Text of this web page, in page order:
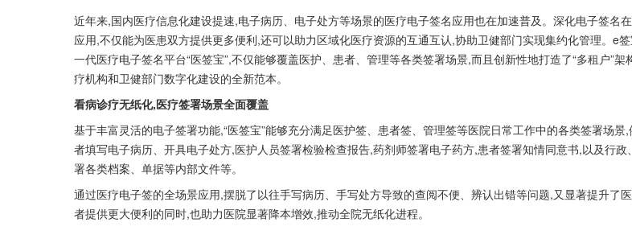
近年来,国内医疗信息化建设提速,电子病历、电子处方等场景的医疗电子签名应用也在加速普及。深化电子签名
应用,不仅能为医患双方提供更多便利,还可以助力区域化医疗资源的互通互认,协助卫健部门实现集约化管理。e
一代医疗电子签名平台“医签宝”,不仅能够覆盖医护、患者、管理等各类签署场景,而且创新性地打造了“多租户”架
疗机构和卫健部门数字化建设的全新范本。
看病诊疗无纸化,医疗签署场景全面覆盖
基于丰富灵活的电子签署功能,“医签宝”能够充分满足医护签、患者签、管理签等医院日常工作中的各类签署场景
者填写电子病历、开具电子处方,医护人员签署检验检查报告,药剂师签署电子药方,患者签署知情同意书,以及行政
署各类档案、单据等内部文件等。
通过医疗电子签的全场景应用,摆脱了以往手写病历、手写处方导致的查阅不便、辨认出错等问题,又显著提升了
者提供更大便利的同时,也助力医院显著降本增效,推动全院无纸化进程。